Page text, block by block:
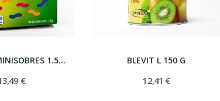
BIVOS 10 MINISOBRES 1.5 G
€
BLEVIT L 150 G
12,41 €